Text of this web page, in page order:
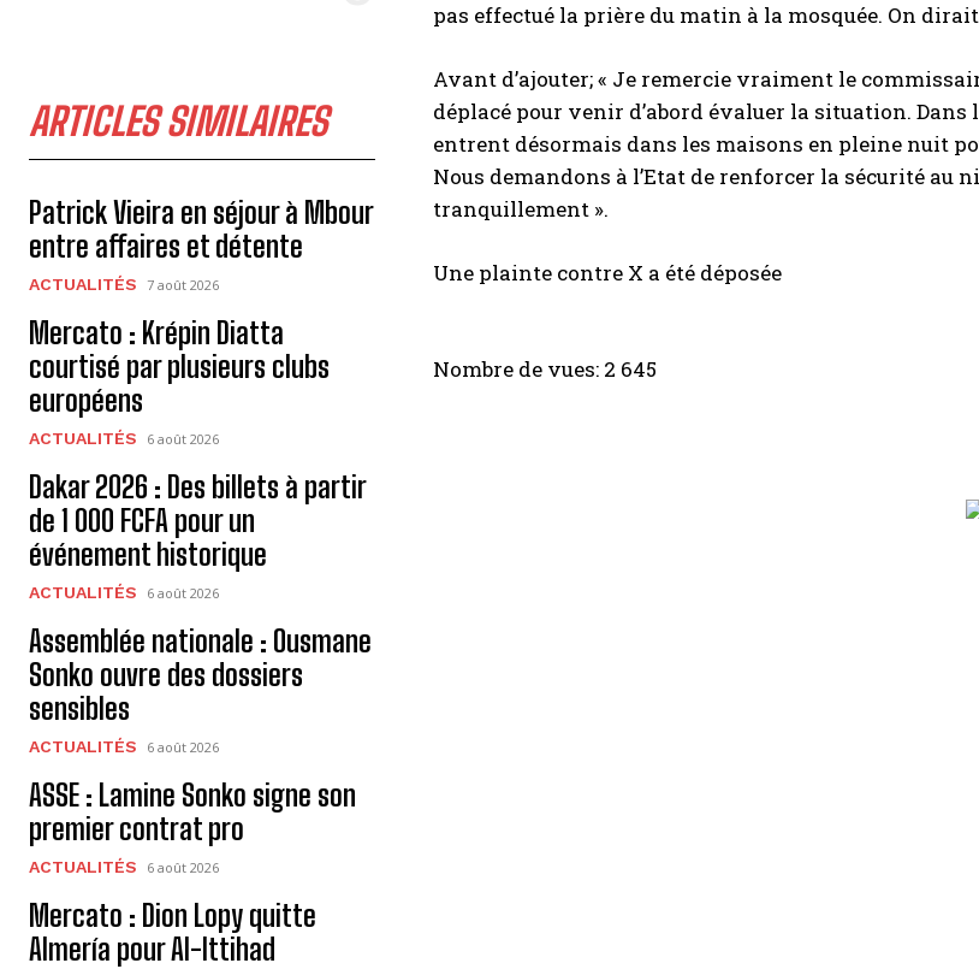
ARTICLES SIMILAIRES
Patrick Vieira en séjour à Mbour
entre affaires et détente
ACTUALITÉS 7 août 2026
Mercato : Krépin Diatta
courtisé par plusieurs clubs
européens
ACTUALITÉS 6 août 2026
Dakar 2026 : Des billets à partir
de 1 000 FCFA pour un
événement historique
ACTUALITÉS 6 août 2026
Assemblée nationale : Ousmane
Sonko ouvre des dossiers
sensibles
ACTUALITÉS 6 août 2026
ASSE : Lamine Sonko signe son
premier contrat pro
ACTUALITÉS 6 août 2026
Mercato : Dion Lopy quitte
Almería pour Al-Ittihad
pas effectué la prière du matin à la mosquée. On
Avant d’ajouter; « Je remercie vraiment le
déplacé pour venir d’abord évaluer la situation. Dans
entrent désormais dans les maisons en pleine nuit
Nous demandons à l’Etat de renforcer la sécurité au
tranquillement ».
Une plainte contre X a été déposée
Nombre de vues: 2 645